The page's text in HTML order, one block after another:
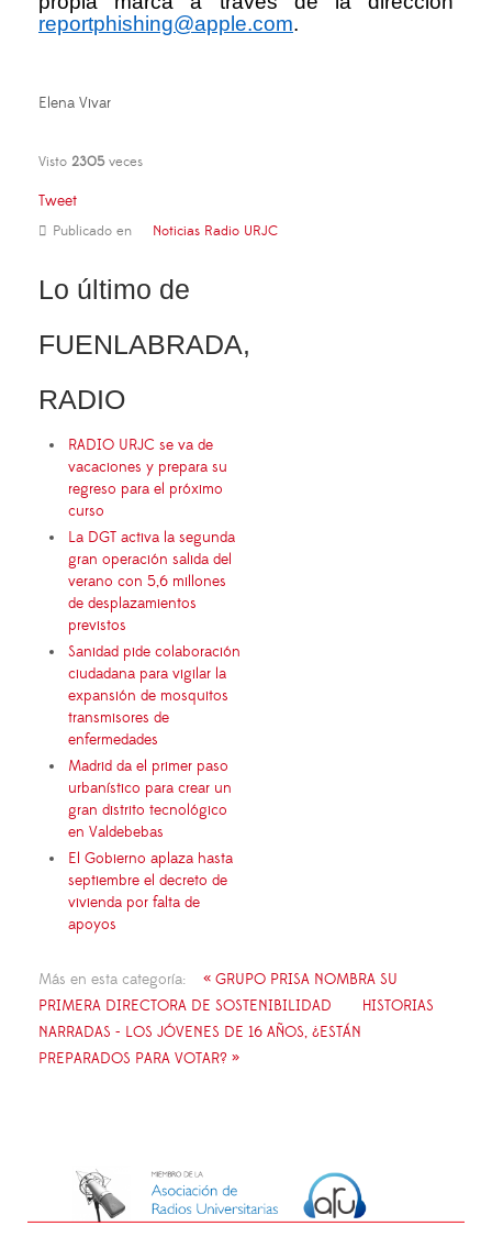
reportphishing@apple.com.
Elena Vivar
Visto 2305veces
Tweet
Publicado en Noticias Radio URJC
Lo último de
FUENLABRADA,
RADIO
RADIO URJC se va de
vacaciones y prepara su
regreso para el próximo
curso
La DGT activa la segunda
gran operación salida del
verano con 5,6 millones
de desplazamientos
previstos
Sanidad pide colaboración
ciudadana para vigilar la
expansión de mosquitos
transmisores de
enfermedades
Madrid da el primer paso
urbanístico para crear un
gran distrito tecnológico
en Valdebebas
El Gobierno aplaza hasta
septiembre el decreto de
vivienda por falta de
apoyos
Más en esta categoría:
« GRUPO PRISA NOMBRA SU
PRIMERA DIRECTORA DE SOSTENIBILIDAD
HISTORIAS
NARRADAS - LOS JÓVENES DE 16 AÑOS, ¿ESTÁN
PREPARADOS PARA VOTAR? »